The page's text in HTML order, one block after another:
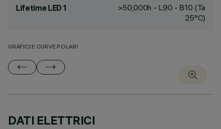
Lifetime LED 1
>50,000h - L90 - B10 (Ta
25°C)
GRAFICI E CURVE POLARI
DATI ELETTRICI